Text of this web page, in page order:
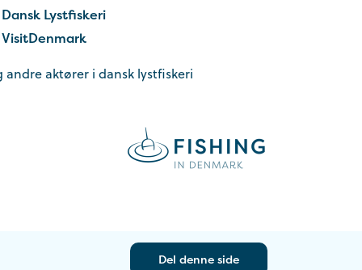
Dansk Lystfiskeri
VisitDenmark
andre aktører i dansk lystfiskeri
Del denne side